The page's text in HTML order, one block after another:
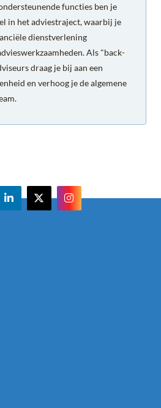
functies ben je
in het adviestraject, waarbij je
dienstverlening
Als "back-
draag je bij aan een
en verhoog je de algemene